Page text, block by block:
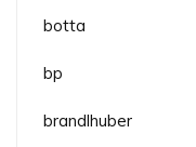
botta
bp
brandlhuber